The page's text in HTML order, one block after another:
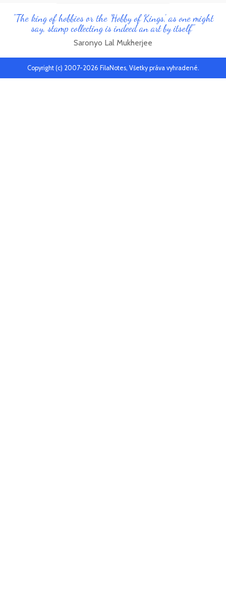
"The king of hobbies or the 'Hobby of Kings', as one might
say, stamp collecting is indeed an art by itself"
Saronyo Lal Mukherjee
Copyright (c) 2007-2026 FilaNotes, Všetky práva vyhradené.